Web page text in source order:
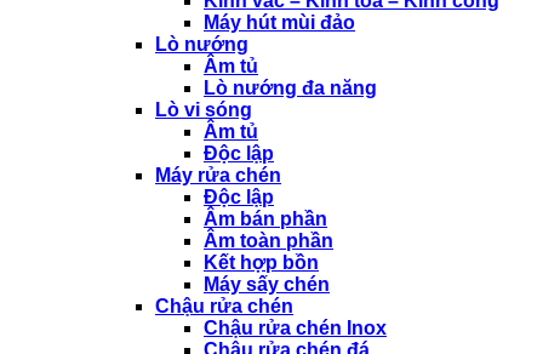
Máy hút mùi đảo
Lò nướng
Âm tủ
Lò nướng đa năng
Lò vi sóng
Âm tủ
Độc lập
Máy rửa chén
Độc lập
Âm bán phần
Âm toàn phần
Kết hợp bồn
Máy sấy chén
Chậu rửa chén
Chậu rửa chén Inox
Chậu rửa chén đá